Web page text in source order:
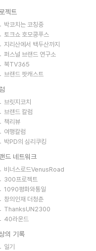
젝트
박코치는 코칭중
토크쇼 호모쿵푸스
지리산에서 백두산까지
퍼스널 브랜드 연구소
북TV365
브랜드 팟캐스트
브릿지코치
브랜드 칼럼
책리뷰
여행칼럼
박PD의 심리쿠킹
드 네트워크
비너스로드VenusRoad
300프로젝트
1090평화와통일
창의인재 더청춘
ThanksUN2300
40라운드
의 기록
일기